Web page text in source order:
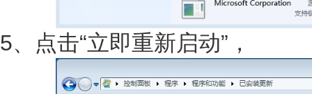
5、点击“立即重新启动”，